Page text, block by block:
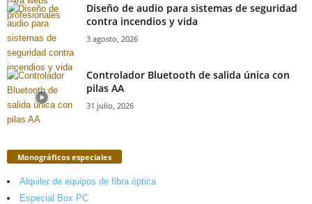
Diseño de audio para sistemas de seguridad
contra incendios y vida
3 agosto, 2026
Controlador Bluetooth de salida única con
pilas AA
31 julio, 2026
Monográficos especiales
Alquiler de equipos de fibra óptica
Especial Box PC